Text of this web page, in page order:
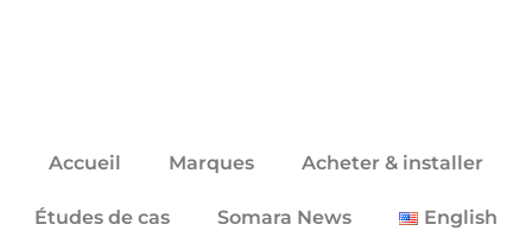
Accueil Marques Acheter & installer
Études de cas Somara News English